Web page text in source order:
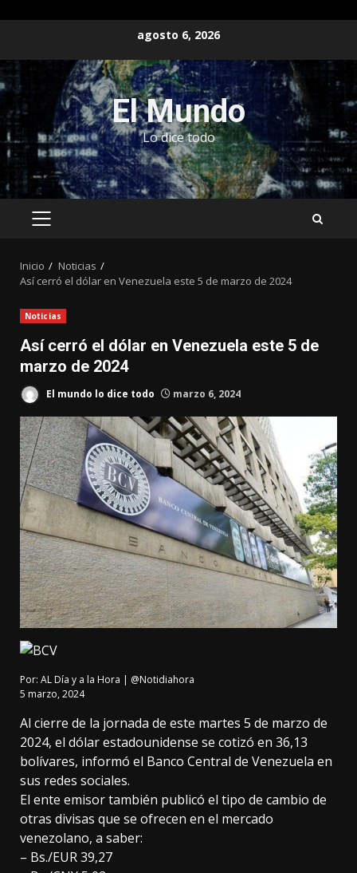
contenido
agosto 6, 2026
El Mundo
Lo dice todo
MENÚ
Inicio
Noticias
Así cerró el dólar en Venezuela este 5 de marzo de 2024
Noticias
Así cerró el dólar en Venezuela este 5 de
marzo de 2024
El mundo lo dice todo marzo 6, 2024
Por: AL Día y a la Hora | @Notidiahora
5 marzo, 2024
Al cierre de la jornada de este martes 5 de marzo de
2024, el dólar estadounidense se cotizó en 36,13
bolívares, informó el Banco Central de Venezuela en
sus redes sociales.
El ente emisor también publicó el tipo de cambio de
otras divisas que se ofrecen en el mercado
venezolano, a saber:
– Bs./EUR 39,27